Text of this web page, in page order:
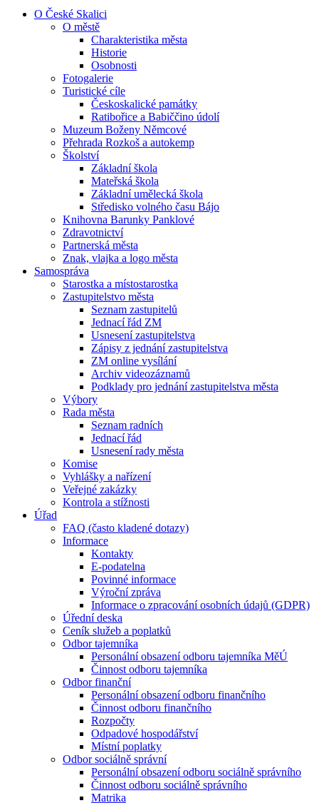
O České Skalici
O městě
Charakteristika města
Historie
Osobnosti
Fotogalerie
Turistické cíle
Českoskalické památky
Ratibořice a Babiččino údolí
Muzeum Boženy Němcové
Přehrada Rozkoš a autokemp
Školství
Základní škola
Mateřská škola
Základní umělecká škola
Středisko volného času Bájo
Knihovna Barunky Panklové
Zdravotnictví
Partnerská města
Znak, vlajka a logo města
Samospráva
Starostka a místostarostka
Zastupitelstvo města
Seznam zastupitelů
Jednací řád ZM
Usnesení zastupitelstva
Zápisy z jednání zastupitelstva
ZM online vysílání
Archiv videozáznamů
Podklady pro jednání zastupitelstva města
Výbory
Rada města
Seznam radních
Jednací řád
Usnesení rady města
Komise
Vyhlášky a nařízení
Veřejné zakázky
Kontrola a stížnosti
Úřad
FAQ (často kladené dotazy)
Informace
Kontakty
E-podatelna
Povinné informace
Výroční zpráva
Informace o zpracování osobních údajů (GDPR)
Úřední deska
Ceník služeb a poplatků
Odbor tajemníka
Personální obsazení odboru tajemníka MěÚ
Činnost odboru tajemníka
Odbor finanční
Personální obsazení odboru finančního
Činnost odboru finančního
Rozpočty
Odpadové hospodářství
Místní poplatky
Odbor sociálně správní
Personální obsazení odboru sociálně správního
Činnost odboru sociálně správního
Matrika